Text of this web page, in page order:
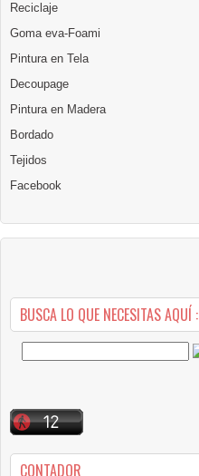
Reciclaje
Goma eva-Foami
Pintura en Tela
Decoupage
Pintura en Madera
Bordado
Tejidos
Facebook
BUSCA LO QUE NECESITAS AQUÍ :
CONTADOR